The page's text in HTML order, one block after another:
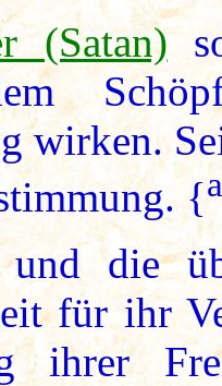
(Satan)
wirken.
{a
die
für ihr
ihrer